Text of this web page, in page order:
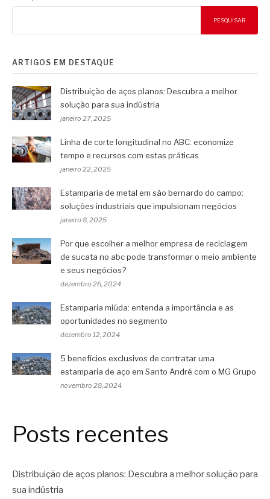
PESQUISAR
ARTIGOS EM DESTAQUE
Distribuição de aços planos: Descubra a melhor
solução para sua indústria
janeiro 27, 2025
Linha de corte longitudinal no ABC: economize
tempo e recursos com estas práticas
janeiro 22, 2025
Estamparia de metal em são bernardo do campo:
soluções industriais que impulsionam negócios
janeiro 8, 2025
Por que escolher a melhor empresa de reciclagem
de sucata no abc pode transformar o meio ambiente
e seus negócios?
dezembro 26, 2024
Estamparia miúda: entenda a importância e as
oportunidades no segmento
dezembro 12, 2024
5 benefícios exclusivos de contratar uma
estamparia de aço em Santo André com o MG Grupo
novembro 28, 2024
Posts recentes
Distribuição de aços planos: Descubra a melhor solução para
sua indústria